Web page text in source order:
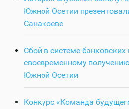
Южной Осетии
Санакоеве
Сбой в системе
своевременному
Южной Осетии
Конкурс «Команда